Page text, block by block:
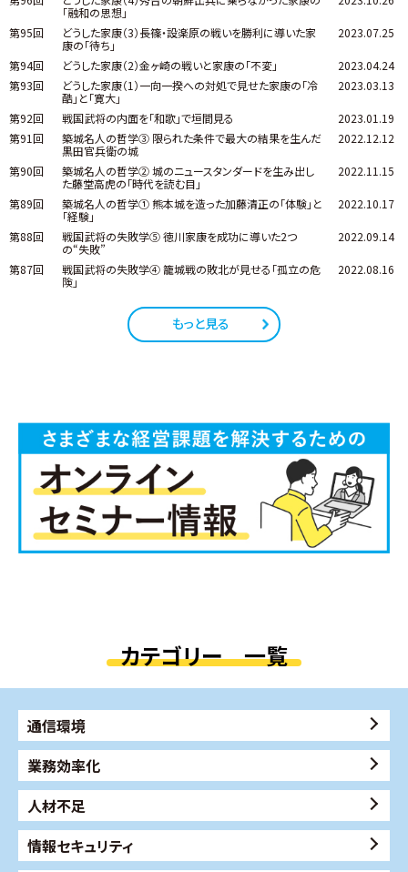
「融和の思想」
第95回
どうした家康（3）長篠・設楽原の戦いを勝利に導いた家
康の「待ち」
2023.07.25
第94回 どうした家康（2）金ヶ崎の戦いと家康の「不変」
2023.04.24
第93回
どうした家康（1）一向一揆への対処で見せた家康の「冷
酷」と「寛大」
2023.03.13
第92回 戦国武将の内面を「和歌」で垣間見る
2023.01.19
第91回
築城名人の哲学③ 限られた条件で最大の結果を生んだ
黒田官兵衛の城
2022.12.12
第90回
築城名人の哲学② 城のニュースタンダードを生み出し
た藤堂高虎の「時代を読む目」
2022.11.15
第89回
築城名人の哲学① 熊本城を造った加藤清正の「体験」と
「経験」
2022.10.17
第88回
戦国武将の失敗学⑤ 徳川家康を成功に導いた2つ
の“失敗”
2022.09.14
第87回
戦国武将の失敗学④ 籠城戦の敗北が見せる「孤立の危
険」
2022.08.16
もっと見る
カテゴリー 一覧
通信環境
業務効率化
人材不足
情報セキュリティ